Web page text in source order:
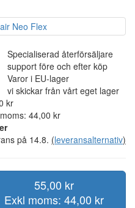
Specialiserad återförsäljare
support före och efter köp
Varor i EU-lager
vi skickar från vårt eget lager
kr
44,00 kr
på 14.8. (leveransalternativ)
55,00 kr
Exkl moms: 44,00 kr